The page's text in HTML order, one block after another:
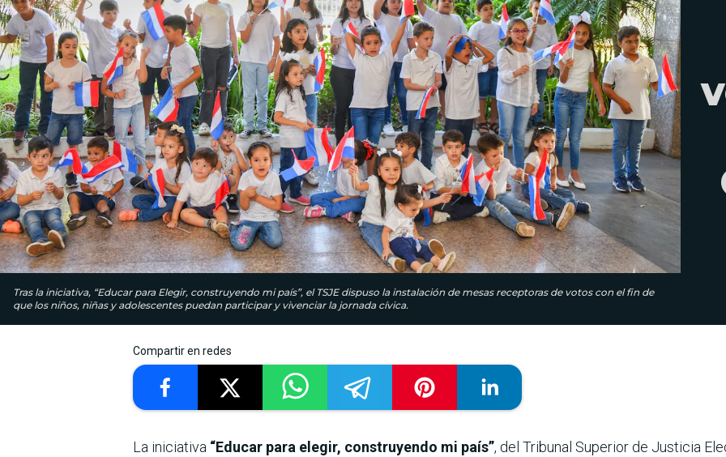
Tras la iniciativa, “Educar para Elegir, construyendo mi país”, el TSJE dispuso la instalación de mesas receptoras de votos con el fin de
que los niños, niñas y adolescentes puedan participar y vivenciar la jornada cívica.
Compartir en redes
La iniciativa “Educar para elegir, construyendo mi país”, del Tribunal Superior de Justicia